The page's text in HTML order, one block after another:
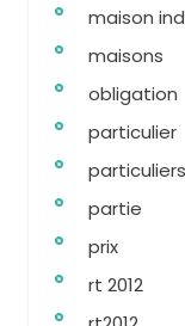
maison
maisons
obligation
particulier
particuliers
partie
prix
rt 2012